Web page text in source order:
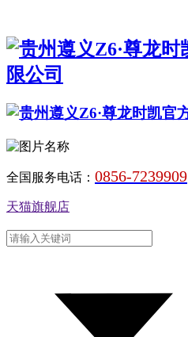
全国服务电话： 0856-7239909
天猫旗舰店